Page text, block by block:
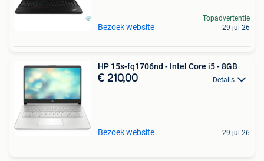
Bezoek website
Topadvertentie
29 jul 26
HP 15s-fq1706nd - Intel Core i5 - 8GB
€ 210,00 Details
Bezoek website 29 jul 26